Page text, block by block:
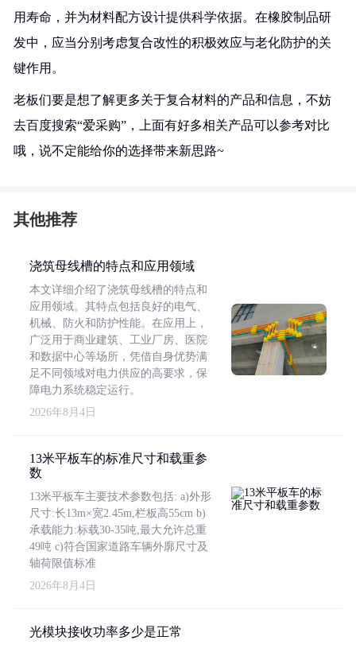
用寿命，并为材料配方设计提供科学依据。在橡胶制品研
发中，应当分别考虑复合改性的积极效应与老化防护的关
键作用。
老板们要是想了解更多关于复合材料的产品和信息，不妨
去百度搜索“爱采购”，上面有好多相关产品可以参考对比
哦，说不定能给你的选择带来新思路~
其他推荐
浇筑母线槽的特点和应用领域
本文详细介绍了浇筑母线槽的特点和
应用领域。其特点包括良好的电气、
机械、防火和防护性能。在应用上，
广泛用于商业建筑、工业厂房、医院
和数据中心等场所，凭借自身优势满
足不同领域对电力供应的高要求，保
障电力系统稳定运行。
2026年8月4日
13米平板车的标准尺寸和载重参
数
13米平板车主要技术参数包括: a)外形
尺寸:长13m×宽2.45m,栏板高55cm b)
承载能力:标载30-35吨,最大允许总重
49吨 c)符合国家道路车辆外廓尺寸及
轴荷限值标准
2026年8月4日
光模块接收功率多少是正常